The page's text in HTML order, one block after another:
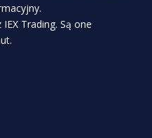
Trading. Są one